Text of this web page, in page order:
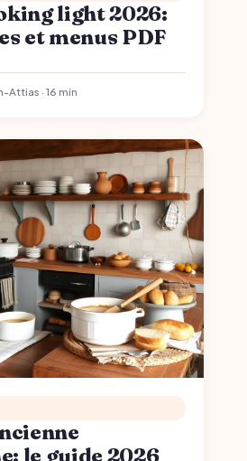
light 2026:
et menus PDF
Attias · 16 min
le guide 2026